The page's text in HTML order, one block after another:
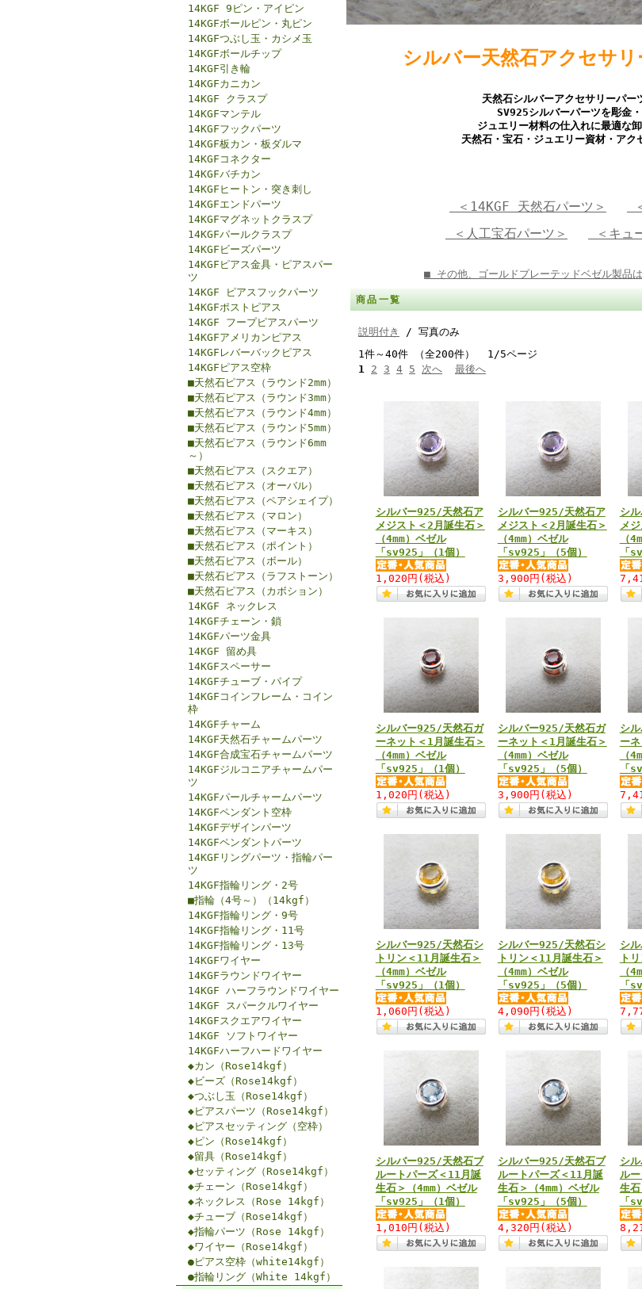
14KGF 9ピン・アイピン
14KGFボールピン・丸ピン
14KGFつぶし玉・カシメ玉
14KGFボールチップ
14KGF引き輪
14KGFカニカン
14KGF クラスプ
14KGFマンテル
14KGFフックパーツ
14KGF板カン・板ダルマ
14KGFコネクター
14KGFバチカン
14KGFヒートン・突き刺し
14KGFエンドパーツ
14KGFマグネットクラスプ
14KGFパールクラスプ
14KGFビーズパーツ
14KGFピアス金具・ピアスパー
ツ
14KGF ピアスフックパーツ
14KGFポストピアス
14KGF フープピアスパーツ
14KGFアメリカンピアス
14KGFレバーバックピアス
14KGFピアス空枠
■天然石ピアス（ラウンド2mm）
■天然石ピアス（ラウンド3mm）
■天然石ピアス（ラウンド4mm）
■天然石ピアス（ラウンド5mm）
■天然石ピアス（ラウンド6mm
～）
■天然石ピアス（スクエア）
■天然石ピアス（オーバル）
■天然石ピアス（ペアシェイプ）
■天然石ピアス（マロン）
■天然石ピアス（マーキス）
■天然石ピアス（ポイント）
■天然石ピアス（ボール）
■天然石ピアス（ラフストーン）
■天然石ピアス（カボション）
14KGF ネックレス
14KGFチェーン・鎖
14KGFパーツ金具
14KGF 留め具
14KGFスペーサー
14KGFチューブ・パイプ
14KGFコインフレーム・コイン
枠
14KGFチャーム
14KGF天然石チャームパーツ
14KGF合成宝石チャームパーツ
14KGFジルコニアチャームパー
ツ
14KGFパールチャームパーツ
14KGFペンダント空枠
14KGFデザインパーツ
14KGFペンダントパーツ
14KGFリングパーツ・指輪パー
ツ
14KGF指輪リング・2号
■指輪（4号～）（14kgf）
14KGF指輪リング・9号
14KGF指輪リング・11号
14KGF指輪リング・13号
14KGFワイヤー
14KGFラウンドワイヤー
14KGF ハーフラウンドワイヤー
14KGF スパークルワイヤー
14KGFスクエアワイヤー
14KGF ソフトワイヤー
14KGFハーフハードワイヤー
◆カン（Rose14kgf）
◆ビーズ（Rose14kgf）
◆つぶし玉（Rose14kgf）
◆ピアスパーツ（Rose14kgf）
◆ピアスセッティング（空枠）
◆ピン（Rose14kgf）
◆留具（Rose14kgf）
◆セッティング（Rose14kgf）
◆チェーン（Rose14kgf）
◆ネックレス（Rose 14kgf）
◆チューブ（Rose14kgf）
◆指輪パーツ（Rose 14kgf）
◆ワイヤー（Rose14kgf）
●ピアス空枠（white14kgf）
●指輪リング（White 14kgf）
シルバー天然石アクセサ
天然石シルバーアクセサリーパー
SV925シルバーパーツを彫金
ジュエリー材料の仕入れに最適な
天然石・宝石・ジュエリー資材・アク
＜14KGF 天然石パーツ＞
＜人工宝石パーツ＞
＜キュ
■ その他、ゴールドプレーテッドベゼル製品
商品一覧
説明付き
/ 写真のみ
1件～40件 （全200件） 1/5ページ
1 2 3 4 5 次へ 最後へ
シルバー925/天然石ア
メジスト＜2月誕生石＞
（4mm）ベゼル
「sv925」（1個）
1,020円 (税込)
シルバー925/天然石ア
メジスト＜2月誕生石＞
（4mm）ベゼル
「sv925」（5個）
3,900円 (税込)
シ
メ
（
「
シルバー925/天然石ガ
ーネット＜1月誕生石＞
（4mm）ベゼル
「sv925」（1個）
1,020円 (税込)
シルバー925/天然石ガ
ーネット＜1月誕生石＞
（4mm）ベゼル
「sv925」（5個）
3,900円 (税込)
シ
ー
（
「
シルバー925/天然石シ
トリン＜11月誕生石＞
（4mm）ベゼル
「sv925」（1個）
1,060円 (税込)
シルバー925/天然石シ
トリン＜11月誕生石＞
（4mm）ベゼル
「sv925」（5個）
4,090円 (税込)
シ
ト
（
「
シルバー925/天然石ブ
ルートパーズ＜11月誕
生石＞（4mm）ベゼル
「sv925」（1個）
1,010円 (税込)
シルバー925/天然石ブ
ルートパーズ＜11月誕
生石＞（4mm）ベゼル
「sv925」（5個）
4,320円 (税込)
シ
ル
生石
「